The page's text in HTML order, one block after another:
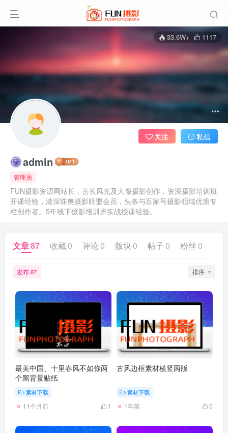
33.6W+ 1117
admin
管理员
FUN摄影资源网站长，善长风光及人像摄影创作，资深摄影培训班
开课经验，港深珠奥摄影联盟会员，头条与百家号摄影领域优质专
栏创作者。5年线下摄影培训班实战授课经验。
关注 私信
文章87 收藏 0 评论 0 版块 0 帖子 0 粉丝 0
发布 87 排序
最美中国、十里春风不如你两
个黑背景贴纸
素材下载
11个月前 1
古风边框素材横竖两版
素材下载
1年前 0